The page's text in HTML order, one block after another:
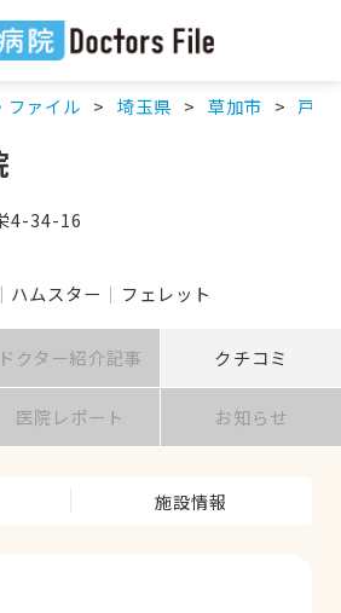
ファイル 埼玉県 草加市 戸塚
4-34-16
ハムスター フェレット
ドクター紹介記事 クチコミ
医院レポート お知らせ
施設情報